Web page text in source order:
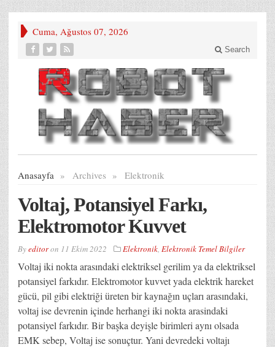
Cuma, Ağustos 07, 2026
Search
Anasayfa » Archives » Elektronik
Voltaj, Potansiyel Farkı,
Elektromotor Kuvvet
Byeditoron 11 Ekim 2022 Elektronik, Elektronik Temel Bilgiler
Voltaj iki nokta arasındaki elektriksel gerilim ya da elektriksel
potansiyel farkıdır. Elektromotor kuvvet yada elektrik hareket
gücü, pil gibi elektriği üreten bir kaynağın uçları arasındaki,
voltaj ise devrenin içinde herhangi iki nokta arasindaki
potansiyel farkıdır. Bir başka deyişle birimleri aynı olsada
EMK sebep, Voltaj ise sonuçtur. Yani devredeki voltajı